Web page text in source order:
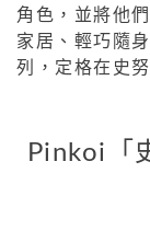
角色，並將他
家居、輕巧隨
列，定格在史
Pinkoi「